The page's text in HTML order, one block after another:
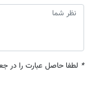
* لطفا حاصل عبارت را در